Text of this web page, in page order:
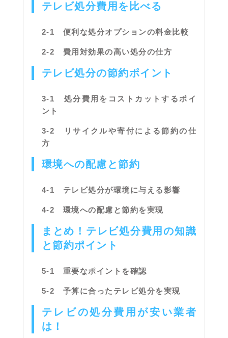
テレビ処分費用を比べる
2-1 便利な処分オプションの料金比較
2-2 費用対効果の高い処分の仕方
テレビ処分の節約ポイント
3-1 処分費用をコストカットするポイ
ント
3-2 リサイクルや寄付による節約の仕
方
環境への配慮と節約
4-1 テレビ処分が環境に与える影響
4-2 環境への配慮と節約を実現
まとめ！テレビ処分費用の知識
と節約ポイント
5-1 重要なポイントを確認
5-2 予算に合ったテレビ処分を実現
テレビの処分費用が安い業者
は！